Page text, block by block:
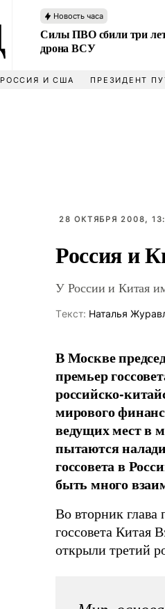
Новость часа
Силы ПВО сбили три
дрона ВСУ
РОССИЯ И США ПРЕЗИДЕНТ
28 ОКТЯБРЯ 2008,
Россия и
У России и Китая
Tекст: Наталья
В Москве
премьер
российско-
мирового
ведущих мест в
пытаются
госсовета в
быть много
Во вторник
госсовета Китая
открыли третий